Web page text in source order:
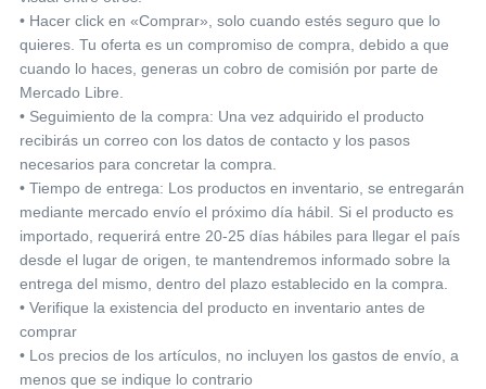
• Hacer click en «Comprar», solo cuando estés seguro que lo
quieres. Tu oferta es un compromiso de compra, debido a que
cuando lo haces, generas un cobro de comisión por parte de
Mercado Libre.
• Seguimiento de la compra: Una vez adquirido el producto
recibirás un correo con los datos de contacto y los pasos
necesarios para concretar la compra.
• Tiempo de entrega: Los productos en inventario, se entregarán
mediante mercado envío el próximo día hábil. Si el producto es
importado, requerirá entre 20-25 días hábiles para llegar el país
desde el lugar de origen, te mantendremos informado sobre la
entrega del mismo, dentro del plazo establecido en la compra.
• Verifique la existencia del producto en inventario antes de
comprar
• Los precios de los artículos, no incluyen los gastos de envío, a
menos que se indique lo contrario